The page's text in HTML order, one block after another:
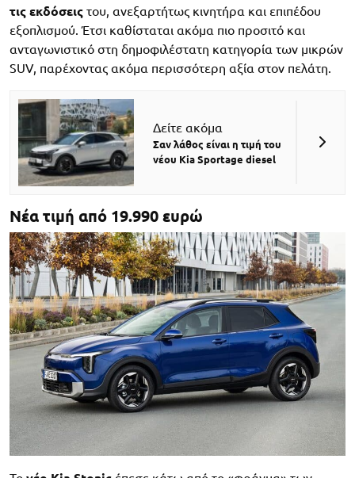
τις εκδόσεις του, ανεξαρτήτως κινητήρα και επιπέδου
εξοπλισμού. Έτσι καθίσταται ακόμα πιο προσιτό και
ανταγωνιστικό στη δημοφιλέστατη κατηγορία των μικρών
SUV, παρέχοντας ακόμα περισσότερη αξία στον πελάτη.
Δείτε ακόμα
Σαν λάθος είναι η τιμή του
νέου Kia Sportage diesel
Νέα τιμή από 19.990 ευρώ